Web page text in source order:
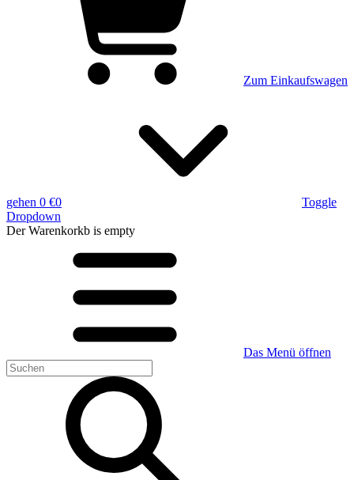
Zum Einkaufswagen
gehen 0 €0
Toggle
Dropdown
Der Warenkorkb is empty
Das Menü öffnen